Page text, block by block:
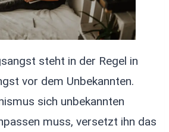
steht in der Regel in
vor dem Unbekannten.
sich unbekannten
muss, versetzt ihn das